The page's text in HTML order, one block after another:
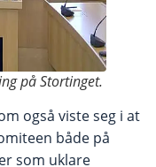
på Stortinget.
også viste seg i at
både på
som uklare